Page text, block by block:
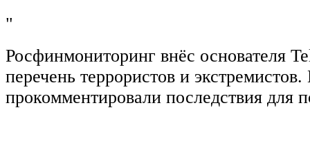
"
Росфинмониторинг внёс основателя
перечень террористов и
прокомментировали последствия для